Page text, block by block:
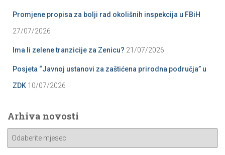
Promjene propisa za bolji rad okolišnih inspekcija u FBiH
27/07/2026
Ima li zelene tranzicije za Zenicu? 21/07/2026
Posjeta “Javnoj ustanovi za zaštićena prirodna područja” u
ZDK 10/07/2026
Arhiva novosti